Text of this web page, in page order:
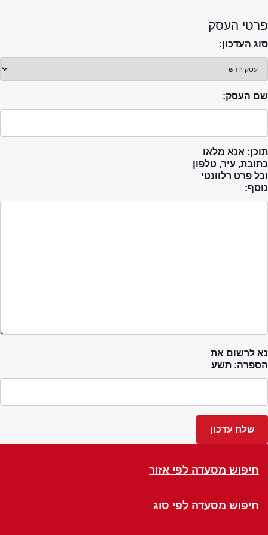
פרטי העסק
סוג העדכון:
שם העסק:
תוכן: אנא מלאו
כתובת, עיר, טלפון
וכל פרט רלוונטי
נוסף:
נא לרשום את
הספרה: תשע
חיפוש מסעדה לפי אזור
חיפוש מסעדה לפי סוג